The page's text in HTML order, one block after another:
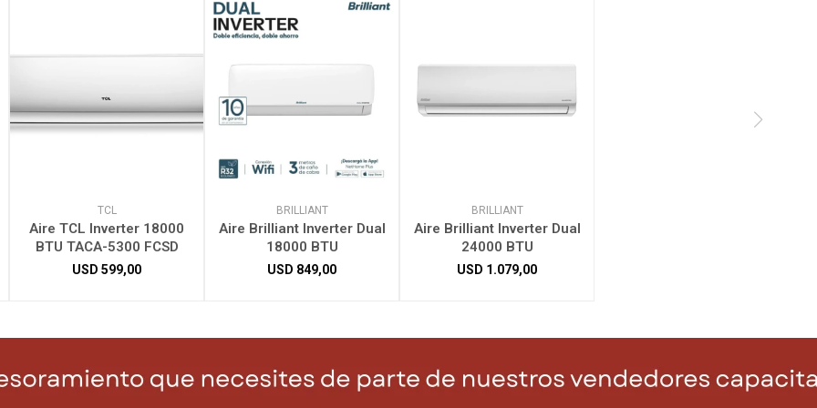
TCL
Aire TCL Inverter 18000
BTU TACA-5300 FCSD
USD 599,00
BRILLIANT
Aire Brilliant Inverter Dual
18000 BTU
USD 849,00
BRILLIANT
Aire Brilliant Inverter Dual
24000 BTU
USD 1.079,00